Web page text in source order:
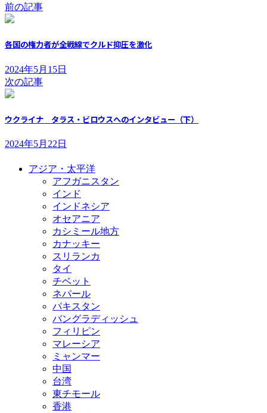
前の記事
各国の権力者が全戦線でクルド抑圧を激化
2024年5月15日
次の記事
ウクライナ タラス・ビロウスへのインタビュー（下）
2024年5月22日
アジア・太平洋
アフガニスタン
インド
インドネシア
オセアニア
カシミール地方
カナッキー
スリランカ
タイ
チベット
ネパール
パキスタン
バングラディッシュ
フィリピン
マレーシア
ミャンマー
中国
台湾
東チモール
香港